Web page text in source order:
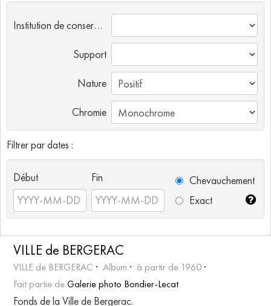
Institution de conservation
Support
Nature
Chromie
Filtrer par dates :
Début Fin
Chevauchement
Exact
VILLE de BERGERAC
VILLE de BERGERAC Album
à partir de 1960
Fait partie deGalerie photo Bondier-Lecat
Fonds de la Ville de Bergerac.